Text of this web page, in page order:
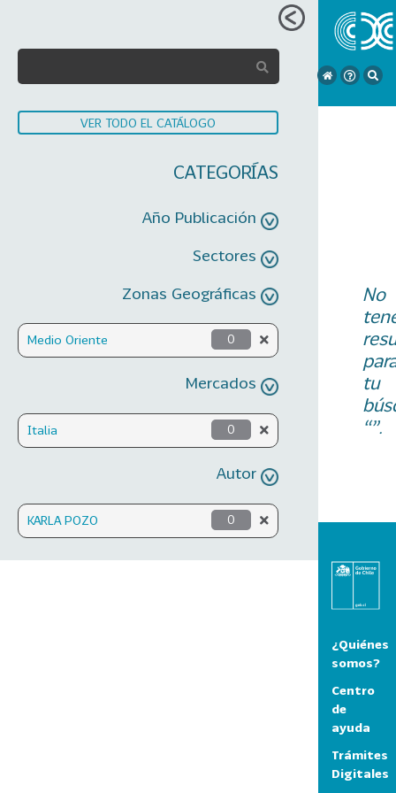
VER TODO EL CATÁLOGO
CATEGORÍAS
Año Publicación
Sectores
Zonas Geográficas
Medio Oriente 0
Mercados
Italia 0
Autor
KARLA POZO 0
No
tu
“”.
¿Quiénes
somos?
Centro
de
ayuda
Trámites
Digitales